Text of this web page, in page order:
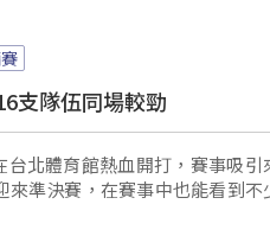
支隊伍同場較勁
北體育館熱血開打，賽事吸引
來準決賽，在賽事中也能看到不